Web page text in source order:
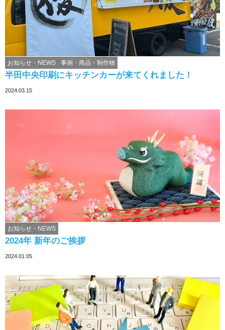
半田中央印刷にキッチンカーが来てくれました！
お知らせ・NEWS 事例・商品・制作物
2024.03.15
2024年 新年のご挨拶
お知らせ・NEWS
2024.01.05